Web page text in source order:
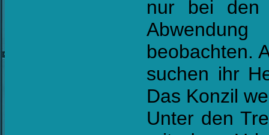
nur bei den
beobachten.
suchen ihr
Das Konzil
Unter den